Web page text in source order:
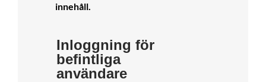
innehåll.
Inloggning för
befintliga
användare